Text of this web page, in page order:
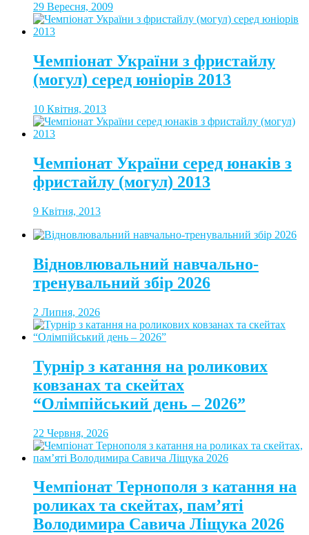
29 Вересня, 2009
Чемпіонат України з фристайлу
(могул) серед юніорів 2013
10 Квітня, 2013
Чемпіонат України серед юнаків з
фристайлу (могул) 2013
9 Квітня, 2013
Відновлювальний навчально-
тренувальний збір 2026
2 Липня, 2026
Турнір з катання на роликових
ковзанах та скейтах
“Олімпійський день – 2026”
22 Червня, 2026
Чемпіонат Тернополя з катання на
роликах та скейтах, пам’яті
Володимира Савича Ліщука 2026